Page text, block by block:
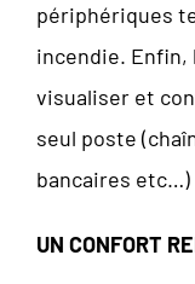
périphériques
incendie. Enfin,
visualiser et
seul poste
bancaires etc…)
UN CONFORT